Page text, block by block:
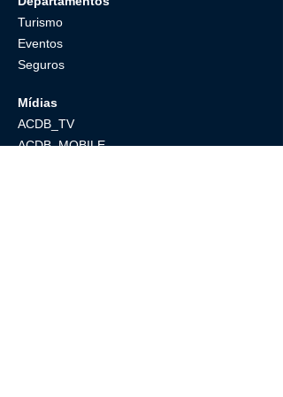
Turismo
Eventos
Seguros
Mídias
ACDB_ TV
ACDB_MOBILE